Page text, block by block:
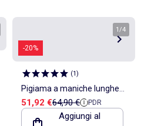
-20%
1 /4
(1)
Pigiama a maniche lunghe
rosso Alice nel paese delle
meraviglie DISNEY da donna
Prezzo di vendita
51,92 €Prezzo di riferimento
64,90 € PDR
Aggiungi al